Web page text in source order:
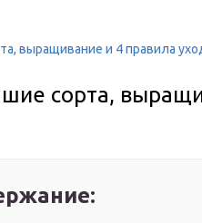
выращивание и 4 правила
сорта,